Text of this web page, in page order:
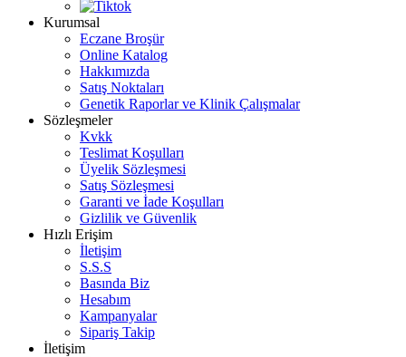
Kurumsal
Eczane Broşür
Online Katalog
Hakkımızda
Satış Noktaları
Genetik Raporlar ve Klinik Çalışmalar
Sözleşmeler
Kvkk
Teslimat Koşulları
Üyelik Sözleşmesi
Satış Sözleşmesi
Garanti ve İade Koşulları
Gizlilik ve Güvenlik
Hızlı Erişim
İletişim
S.S.S
Basında Biz
Hesabım
Kampanyalar
Sipariş Takip
İletişim